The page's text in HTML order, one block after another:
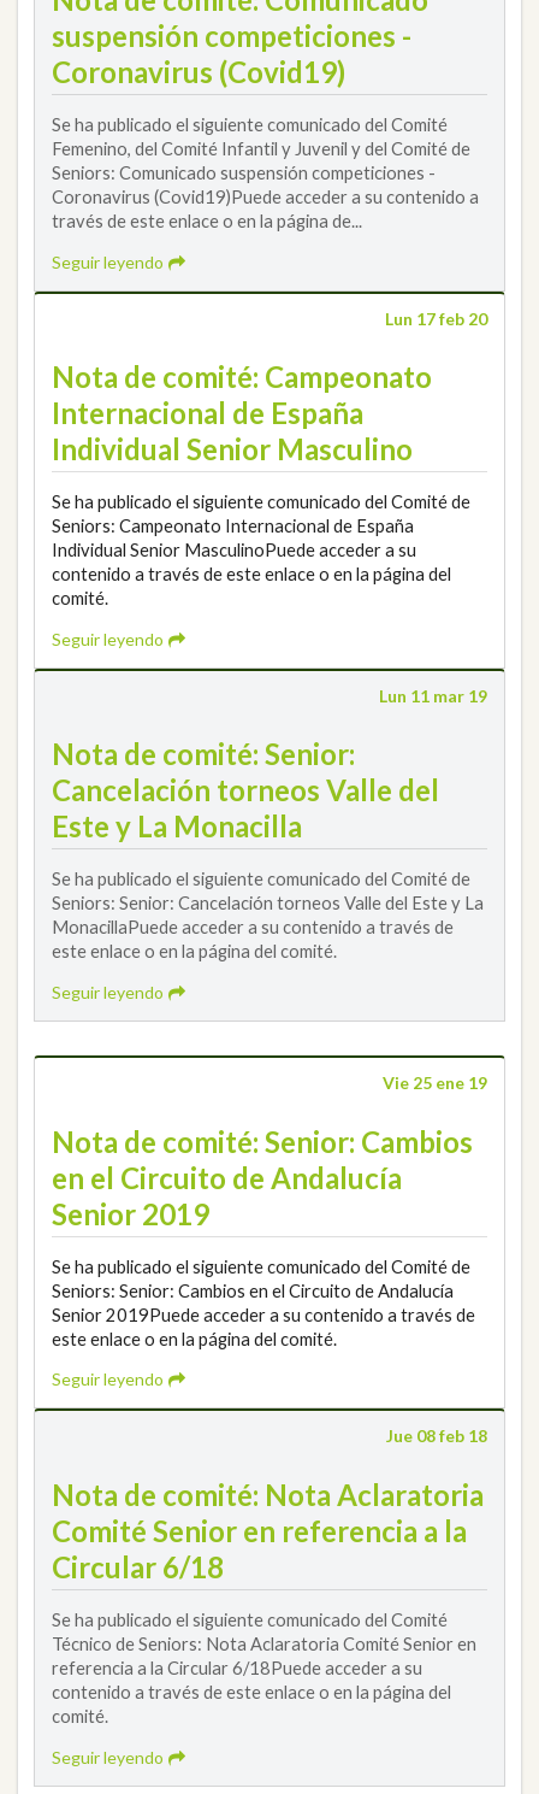
suspensión competiciones -
Coronavirus (Covid19)
Se ha publicado el siguiente comunicado del Comité
Femenino, del Comité Infantil y Juvenil y del Comité de
Seniors: Comunicado suspensión competiciones -
Coronavirus (Covid19)Puede acceder a su contenido a
través de este enlace o en la página de...
Seguir leyendo
Lun 17 feb 20
Nota de comité: Campeonato
Internacional de España
Individual Senior Masculino
Se ha publicado el siguiente comunicado del Comité de
Seniors: Campeonato Internacional de España
Individual Senior MasculinoPuede acceder a su
contenido a través de este enlace o en la página del
comité.
Seguir leyendo
Lun 11 mar 19
Nota de comité: Senior:
Cancelación torneos Valle del
Este y La Monacilla
Se ha publicado el siguiente comunicado del Comité de
Seniors: Senior: Cancelación torneos Valle del Este y La
MonacillaPuede acceder a su contenido a través de
este enlace o en la página del comité.
Seguir leyendo
Vie 25 ene 19
Nota de comité: Senior: Cambios
en el Circuito de Andalucía
Senior 2019
Se ha publicado el siguiente comunicado del Comité de
Seniors: Senior: Cambios en el Circuito de Andalucía
Senior 2019Puede acceder a su contenido a través de
este enlace o en la página del comité.
Seguir leyendo
Jue 08 feb 18
Nota de comité: Nota Aclaratoria
Comité Senior en referencia a la
Circular 6/18
Se ha publicado el siguiente comunicado del Comité
Técnico de Seniors: Nota Aclaratoria Comité Senior en
referencia a la Circular 6/18Puede acceder a su
contenido a través de este enlace o en la página del
comité.
Seguir leyendo